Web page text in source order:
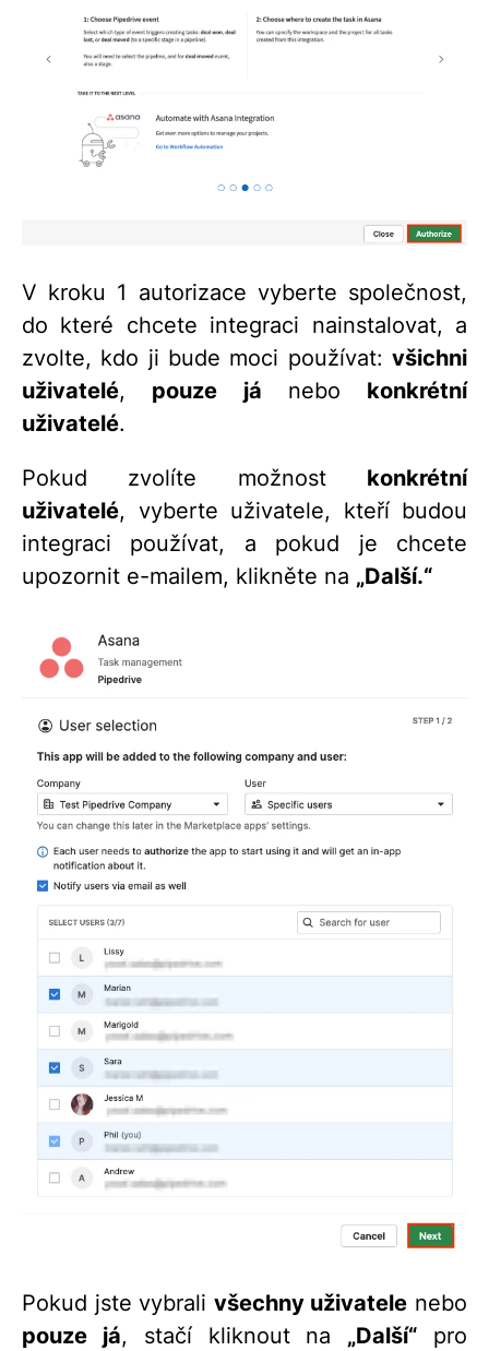
V kroku 1 autorizace vyberte společnost,
do které chcete integraci nainstalovat, a
zvolte, kdo ji bude moci používat: všichni
uživatelé, pouze já nebo konkrétní
uživatelé.
Pokud zvolíte možnost konkrétní
uživatelé, vyberte uživatele, kteří budou
integraci používat, a pokud je chcete
upozornit e-mailem, klikněte na „Další.“
Pokud jste vybrali všechny uživatele nebo
pouze já, stačí kliknout na „Další“ pro